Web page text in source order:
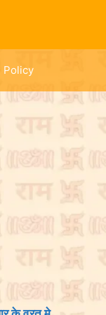
Policy